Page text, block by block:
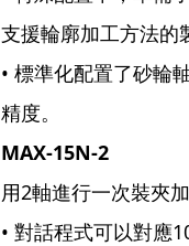
支援輪廓加工方法的
• 標準化配置了砂輪
精度。
MAX-15N-2
用2軸進行一次裝夾加
• 對話程式可以對應